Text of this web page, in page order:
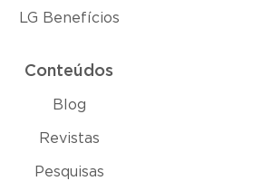
LG Benefícios
Conteúdos
Blog
Revistas
Pesquisas